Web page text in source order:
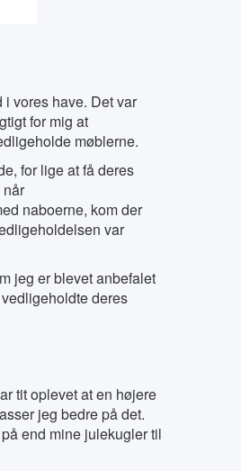
vores have. Det var
for mig at
møblerne.
for lige at få deres
naboerne, kom der
var
jeg er blevet anbefalet
deres
tit oplevet at en højere
jeg bedre på det.
end mine julekugler til